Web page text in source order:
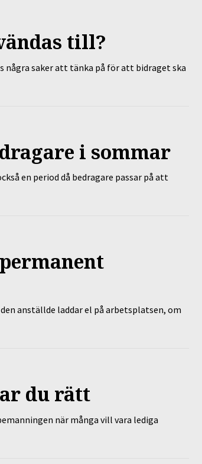
till?
några saker att tänka på för att bidraget ska
i sommar
en period då bedragare passar på att
anställde laddar el på arbetsplatsen, om
du rätt
när många vill vara lediga